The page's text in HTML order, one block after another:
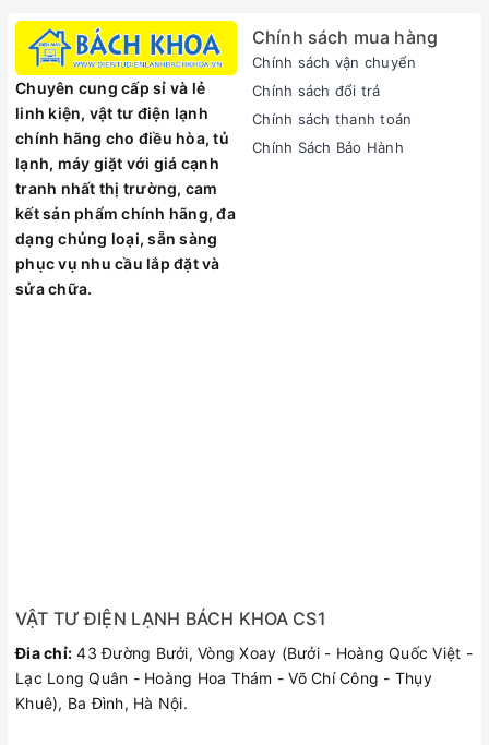
Chuyên cung cấp sỉ và lẻ
linh kiện, vật tư điện lạnh
chính hãng cho điều hòa, tủ
lạnh, máy giặt với giá cạnh
tranh nhất thị trường, cam
kết sản phẩm chính hãng, đa
dạng chủng loại, sẵn sàng
phục vụ nhu cầu lắp đặt và
sửa chữa.
Chính sách mua hàng
Chính sách vận chuyển
Chính sách đổi trả
Chính sách thanh toán
Chính Sách Bảo Hành
VẬT TƯ ĐIỆN LẠNH BÁCH KHOA CS1
Đia chỉ: 43 Đường Bưởi, Vòng Xoay (Bưởi - Hoàng Quốc Việt -
Lạc Long Quân - Hoàng Hoa Thám - Võ Chí Công - Thụy
Khuê), Ba Đình, Hà Nội.